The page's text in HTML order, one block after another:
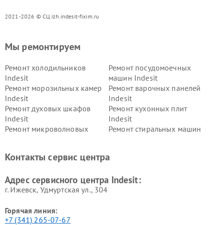
2021-2026 © СЦ izh.indesit-fixim.ru
Мы ремонтируем
Ремонт холодильников
Indesit
Ремонт посудомоечных
машин Indesit
Ремонт морозильных камер
Indesit
Ремонт варочных панелей
Indesit
Ремонт духовых шкафов
Indesit
Ремонт кухонных плит
Indesit
Ремонт микроволновых
Ремонт стиральных машин
Indesit
Indesit
Контакты сервис центра
Адрес сервисного центра Indesit:
г. Ижевск, Удмуртская ул., 304
Горячая линия:
+7 (341) 265-07-67